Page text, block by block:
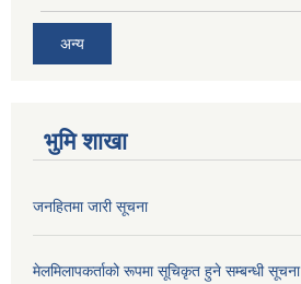
अन्य
भुमि शाखा
जनहितमा जारी सूचना
मेलमिलापकर्ताको रूपमा सूचिकृत हुने सम्बन्धी सूचना